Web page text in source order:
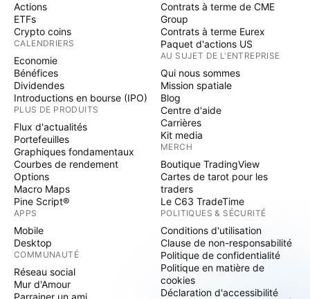
Actions
ETFs
Crypto coins
CALENDRIERS
Economie
Bénéfices
Dividendes
Introductions en bourse (IPO)
PLUS DE PRODUITS
Flux d'actualités
Portefeuilles
Graphiques fondamentaux
Courbes de rendement
Options
Macro Maps
Pine Script®
APPS
Mobile
Desktop
COMMUNAUTÉ
Réseau social
Mur d'Amour
Parrainer un ami
Contrats à terme de CME
Group
Contrats à terme Eurex
Paquet d'actions US
AU SUJET DE L'ENTREPRISE
Qui nous sommes
Mission spatiale
Blog
Centre d'aide
Carrières
Kit media
MERCH
Boutique TradingView
Cartes de tarot pour les
traders
Le C63 TradeTime
POLITIQUES & SÉCURITÉ
Conditions d'utilisation
Clause de non-responsabilité
Politique de confidentialité
Politique en matière de
cookies
Déclaration d'accessibilité